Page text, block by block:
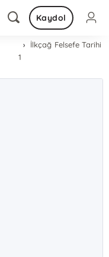
Kaydol
İlkçağ Felsefe Tarihi
1